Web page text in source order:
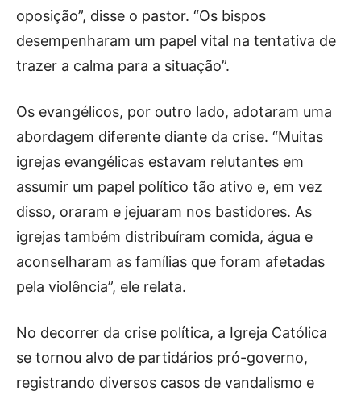
oposição”, disse o pastor. “Os bispos
desempenharam um papel vital na tentativa de
trazer a calma para a situação”.
Os evangélicos, por outro lado, adotaram uma
abordagem diferente diante da crise. “Muitas
igrejas evangélicas estavam relutantes em
assumir um papel político tão ativo e, em vez
disso, oraram e jejuaram nos bastidores. As
igrejas também distribuíram comida, água e
aconselharam as famílias que foram afetadas
pela violência”, ele relata.
No decorrer da crise política, a Igreja Católica
se tornou alvo de partidários pró-governo,
registrando diversos casos de vandalismo e